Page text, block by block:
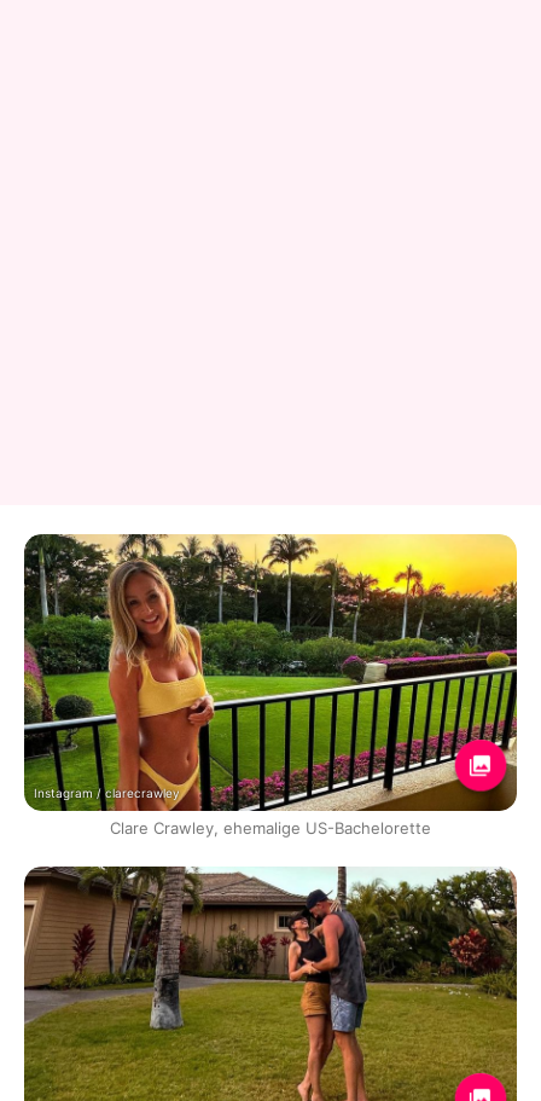
Instagram / clarecrawley
Clare Crawley, ehemalige US-Bachelorette